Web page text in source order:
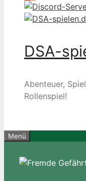
Feed
DSA-
Abenteuer,
Rollenspiel!
Menü